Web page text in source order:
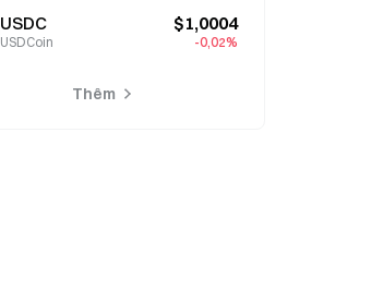
USDC
USDCoin
$1,0004
-0,02%
Thêm